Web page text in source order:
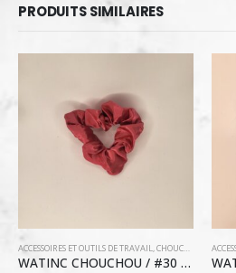
PRODUITS SIMILAIRES
COIFFURE
ACCESSOIRES ET OUTILS DE TRAVAIL,CHOUCHOU
WATINC CHOUCHOU / #15 BLEU AZUR